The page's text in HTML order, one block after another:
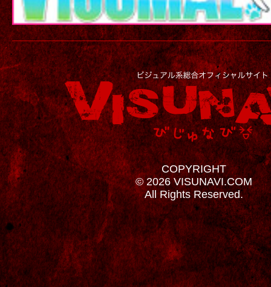
COPYRIGHT
© 2026 VISUNAVI.COM
All Rights Reserved.